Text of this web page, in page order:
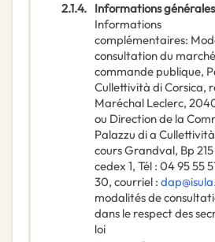
2.1.4. Informations générales
Informations
complémentaires:
consultation du
commande publique,
Cullettività di Corsica,
Maréchal Leclerc,
ou Direction de la
Palazzu di a
cours Grandval, Bp
cedex 1, Tél : 04 95 55
30, courriel :
modalités de
dans le respect des
loi